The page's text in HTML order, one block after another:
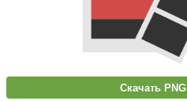
Скачать PNG